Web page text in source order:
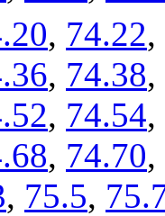
, 74.22,
, 74.38,
, 74.54,
, 74.70,
, 75.5,